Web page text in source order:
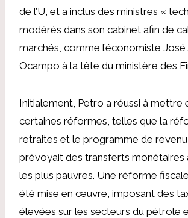
de l’U, et a inclus des ministres «
modérés dans son cabinet afin de
marchés, comme l’économiste
Ocampo à la tête du ministère des
Initialement, Petro a réussi à
certaines réformes, telles que la
retraites et le programme de
prévoyait des transferts monétaires
les plus pauvres. Une réforme
été mise en œuvre, imposant des
élevées sur les secteurs du pétrole